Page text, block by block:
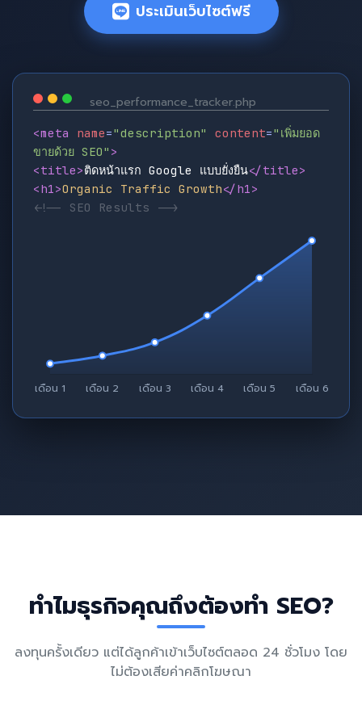
ประเมินเว็บไซต์ฟรี
seo_performance_tracker.php
<meta name="description" content="เพิ่มยอด
ขายด้วย SEO" >
<title>ติดหน้าแรก Google แบบยั่งยืน</title>
<h1>Organic Traffic Growth</h1>
<!-- SEO Results -->
ทำไมธุรกิจคุณถึงต้องทำ SEO?
ลงทุนครั้งเดียว แต่ได้ลูกค้าเข้าเว็บไซต์ตลอด 24 ชั่วโมง โดย
ไม่ต้องเสียค่าคลิกโฆษณา